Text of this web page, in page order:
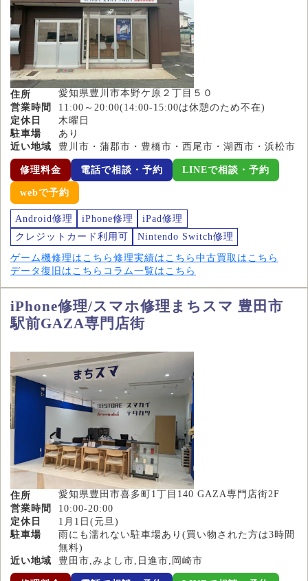
住所
愛知県豊川市本野ケ原２丁目５０
営業時間
11:00～20:00(14:00-15:00は休憩のため不在)
定休日
木曜日
駐車場
あり
近い地域
豊川市・蒲郡市・豊橋市・西尾市・湖西市・浜松市
修理料金 電話で相談・予約 LINEで相談・予約
webで予約
Android修理 iPhone修理
iPad修理
クレジットカード利用可
Nintendo Switch修理
ゲーム機修理はこちら 修理実績はこちら 中古買取はこちら
データ復旧はこちら コラム一覧はこちら
iPhone修理/スマホ修理まちスマ 豊田市
駅前GAZA専門店街
住所
愛知県豊田市喜多町1丁目140 GAZA専門店街2F
営業時間
10:00-20:00
定休日
1月1日(元旦)
駐車場
雨にも濡れない駐車場あり(買い物された方は3時間
無料)
近い地域
豊田市,みよし市,日進市,岡崎市